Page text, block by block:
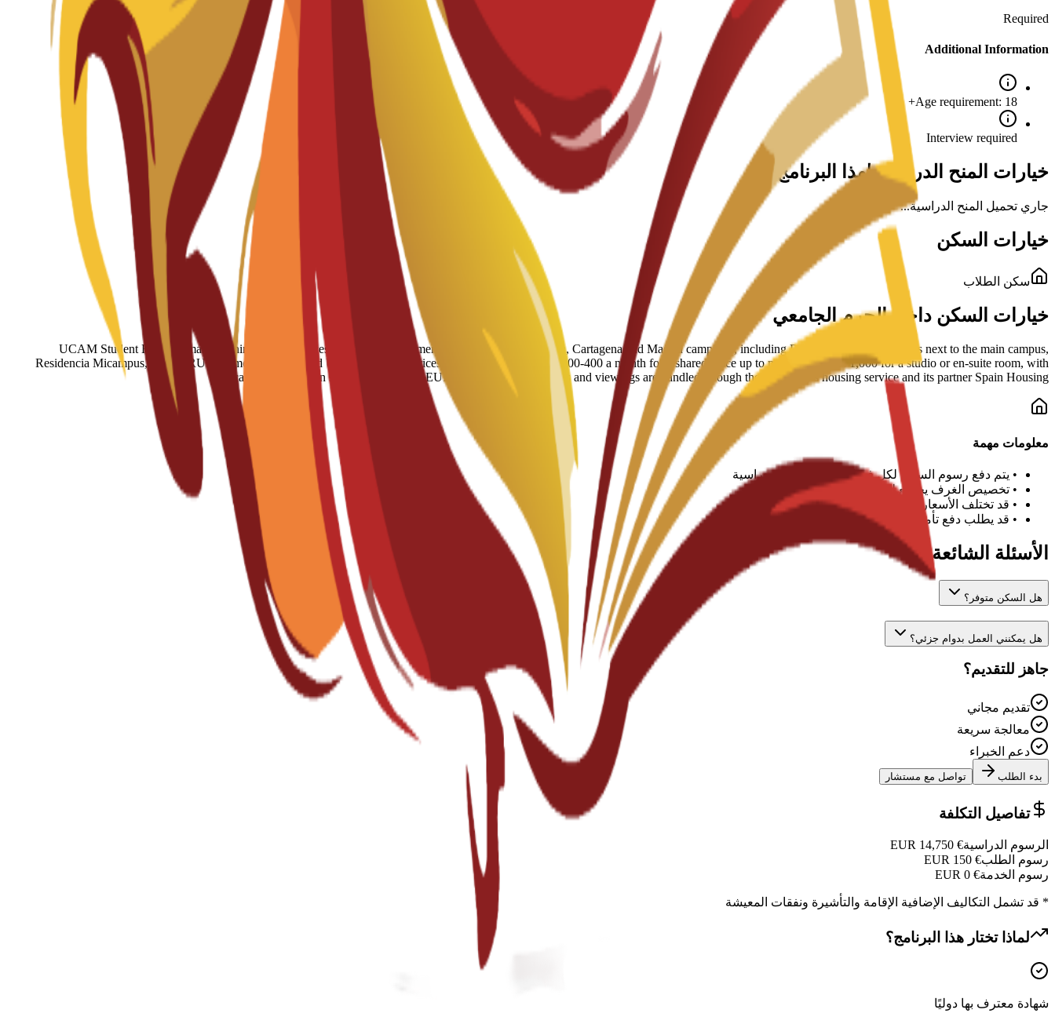
Required
Additional Information
Age requirement: 18+
Interview required
خيارات المنح الدراسية لهذا البرنامج
جاري تحميل المنح الدراسية...
خيارات السكن
سكن الطلاب
خيارات السكن داخل الحرم الجامعي
UCAM Student Housing manages nineteen residences and student apartment blocks across the Murcia, Cartagena and Madrid campuses, including Residencial Los Jerónimos next to the main campus,
Residencia Micampus, the GURU apartment network and Unity CoLiving. Prices run from roughly EUR 200-400 a month for a shared place up to more than EUR 1,000 for a studio or en-suite room, with
typical single rooms in shared flats around EUR 500 a month. Bookings and viewings are handled through the university's housing service and its partner Spain Housing.
معلومات مهمة
• يتم دفع رسوم السكن لكل فصل دراسي أو سنة دراسية
• تخصيص الغرف يخضع للتوافر
• قد تختلف الأسعار ويجب تأكيدها مع الجامعة
• قد يطلب دفع تأمين عند تسجيل الوصول
الأسئلة الشائعة
هل السكن متوفر؟
هل يمكنني العمل بدوام جزئي؟
جاهز للتقديم؟
تقديم مجاني
معالجة سريعة
دعم الخبراء
بدء الطلب تواصل مع مستشار
تفاصيل التكلفة
الرسوم الدراسية€
14,750
رسوم الطلب€
150
رسوم الخدمة€
0
* قد تشمل التكاليف الإضافية الإقامة والتأشيرة ونفقات المعيشة
لماذا تختار هذا البرنامج؟
شهادة معترف بها دوليًا